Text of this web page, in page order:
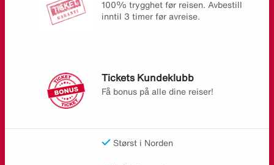
100% trygghet før reisen. Avbestill
inntil 3 timer før avreise.
Tickets Kundeklubb
Få bonus på alle dine reiser!
Størst i Norden